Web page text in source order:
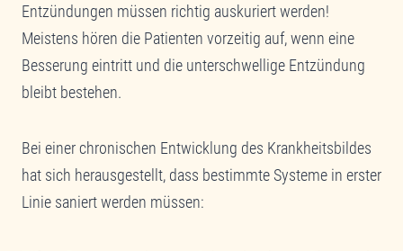
Entzündungen müssen richtig auskuriert werden!
Meistens hören die Patienten vorzeitig auf, wenn eine
Besserung eintritt und die unterschwellige Entzündung
bleibt bestehen.
Bei einer chronischen Entwicklung des Krankheitsbildes
hat sich herausgestellt, dass bestimmte Systeme in erster
Linie saniert werden müssen: